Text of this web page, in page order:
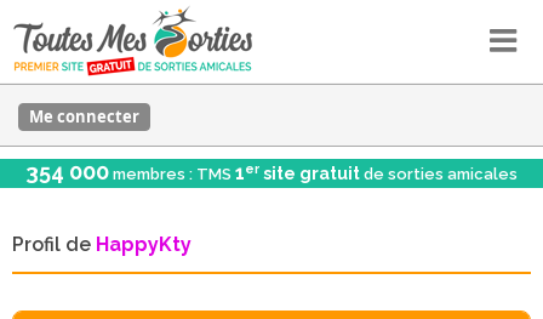
Me connecter
354 000 membres : TMS 1er site gratuit de sorties amicales
Profil de HappyKty